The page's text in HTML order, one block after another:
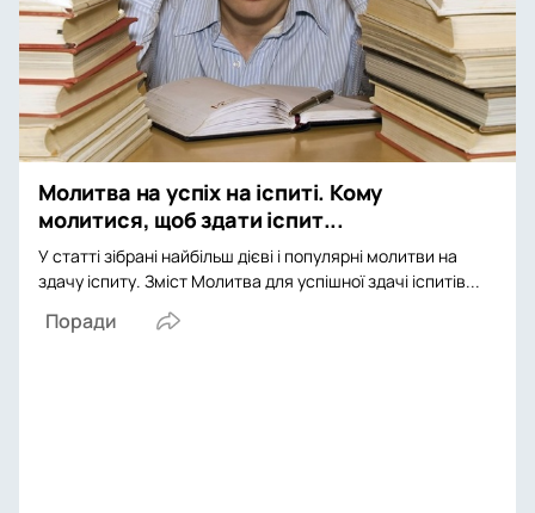
Молитва на успіх на іспиті. Кому
молитися, щоб здати іспит...
У статті зібрані найбільш дієві і популярні молитви на
здачу іспиту. Зміст Молитва для успішної здачі іспитів...
Поради